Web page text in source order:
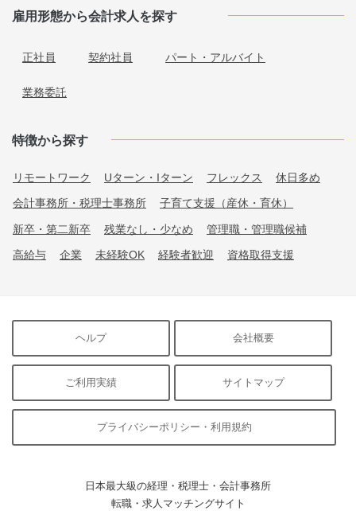
雇用形態から会計求人を探す
正社員 契約社員 パート・アルバイト
業務委託
特徴から探す
リモートワーク Uターン・Iターン フレックス 休日多め
会計事務所・税理士事務所 子育て支援（産休・育休）
新卒・第二新卒 残業なし・少なめ 管理職・管理職候補
高給与 企業 未経験OK 経験者歓迎 資格取得支援
ヘルプ 会社概要
ご利用実績 サイトマップ
プライバシーポリシー・利用規約
日本最大級の経理・税理士・会計事務所
転職・求人マッチングサイト